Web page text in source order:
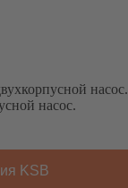
насос.
KSB